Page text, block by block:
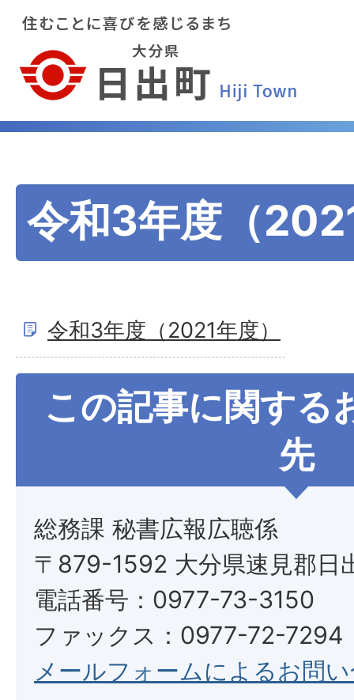
令和3年度（
令和3年度（2021年度）
この記事に関する
先
総務課 秘書広報広聴係
〒879-1592 大分県速見郡日
電話番号：0977-73-3150
ファックス：0977-72-7294
メールフォームによるお問